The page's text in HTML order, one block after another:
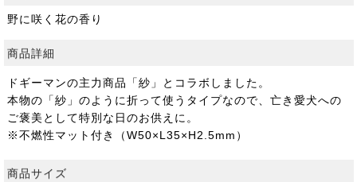
野に咲く花の香り
商品詳細
ドギーマンの主力商品「紗」とコラボしました。
本物の「紗」のように折って使うタイプなので、亡き愛犬への
ご褒美として特別な日のお供えに。
※不燃性マット付き（W50×L35×H2.5mm）
商品サイズ